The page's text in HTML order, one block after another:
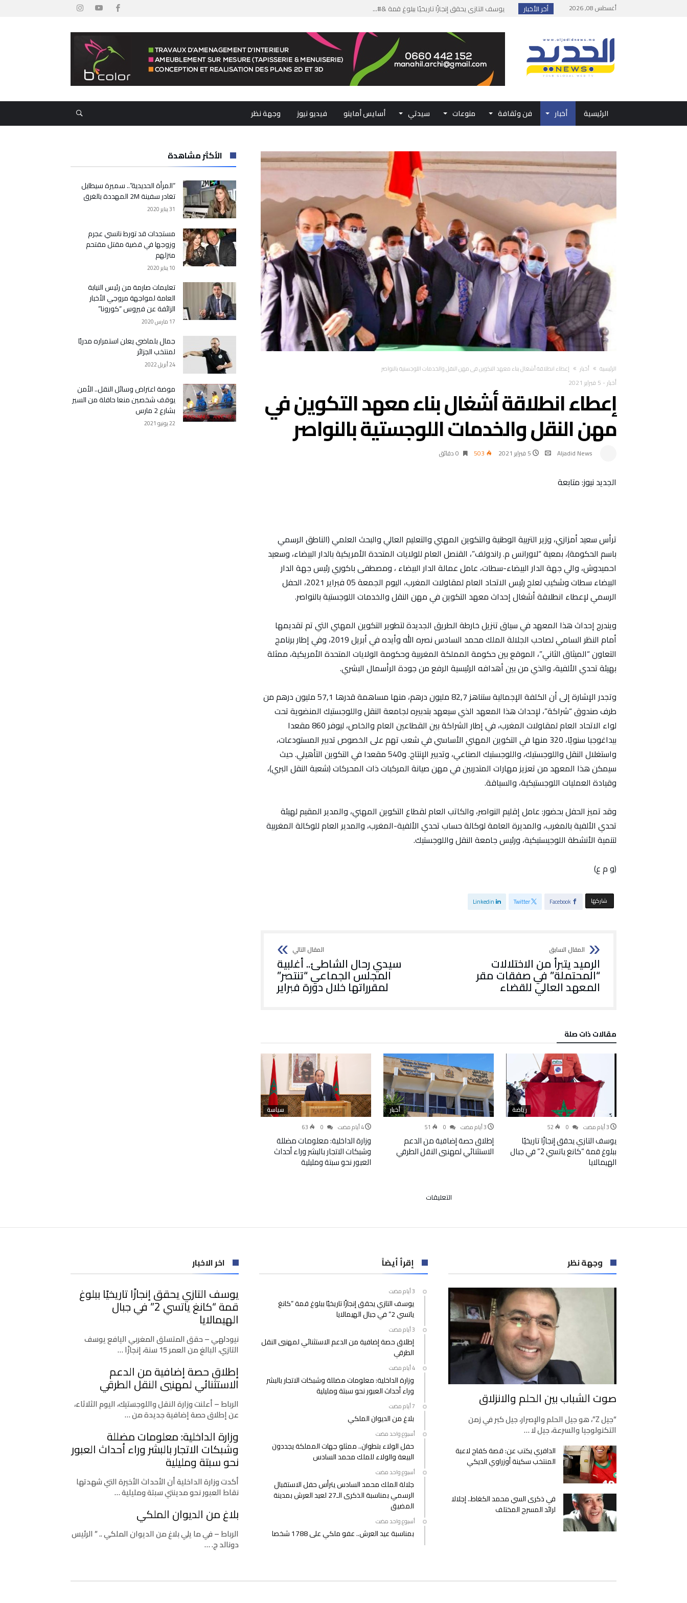
أغسطس 08, 2026 أخر الأخبار
إطلاق حصة إضافية من الدعم الاستثنائي لمهنيي ال...
بلاغ من الديوان الملكي...
حفل الولاء بتطوان.. ممثلو جهات المملكة يجددون ...
الرئيسية أخبار فن وثقافة منوعات سيدتي أسايس أماينو فيديو نيوز وجهة نظر
‫الرئيسية‬ أخبار إعطاء انطلاقة أشغال بناء معهد التكوين في مهن النقل والخدمات اللوجستية بالنواصر
أخبار- 5 فبراير 2021
إعطاء انطلاقة أشغال بناء معهد التكوين في
مهن النقل والخدمات اللوجستية بالنواصر
Aljadid News 5 فبراير 2021 503 0 ‫دقائق‬
الجديد نيوز: متابعة
ترأس سعيد أمزازي، وزير التربية الوطنية والتكوين المهني والتعليم العالي والبحث العلمي (الناطق الرسمي
باسم الحكومة)، بمعية “لاورانس م. راندولف”، القنصل العام للولايات المتحدة الأمريكية بالدار البيضاء، وسعيد
احميدوش، والي جهة الدار البيضاء-سطات، عامل عمالة الدار البيضاء ، ومصطفى باكوري رئيس جهة الدار
البيضاء سطات وشكيب لعلج رئيس الاتحاد العام لمقاولات المغرب، اليوم الجمعة 05 فبراير 2021، الحفل
الرسمي لإعطاء انطلاقة أشغال إحداث معهد التكوين في مهن النقل والخدمات اللوجستية بالنواصر.
ويندرج إحداث هذا المعهد في سياق تنزيل خارطة الطريق الجديدة لتطوير التكوين المهني التي تم تقديمها
أمام النظر السامي لصاحب الجلالة الملك محمد السادس نصره الله وأيده في أبريل 2019، وفي إطار برنامج
التعاون “الميثاق الثاني”، الموقع بين حكومة المملكة المغربية وحكومة الولايات المتحدة الأمريكية، ممثلة
بهيئة تحدي الألفية، والذي من بين أهدافه الرئيسية الرفع من جودة الرأسمال البشري.
وتجدر الإشارة إلى أن الكلفة الإجمالية ستناهز 82,7 مليون درهم، منها مساهمة قدرها 57,1 مليون درهم من
طرف صندوق “شراكة”، لإحداث هذا المعهد الذي سيعهد بتدبيره لجامعة النقل واللوجستيك المنضوية تحت
لواء الاتحاد العام لمقاولات المغرب، في إطار الشراكة بين القطاعين العام والخاص، ليوفر 860 مقعدا
بيداغوجيا سنويًا، 320 منها في التكوين المهني الأساسي في شعب تهم على الخصوص تدبير المستودعات،
واستغلال النقل واللوجستيك، واللوجستيك الصناعي، وتدبير الإنتاج. و540 مقعدا في التكوين التأهيلي. حيث
سيمكن هذا المعهد من تعزيز مهارات المتدربين في مهن صيانة المركبات ذات المحركات (شعبة النقل البري)،
وقيادة العمليات اللوجستيكية، والسياقة.
وقد تميز الحفل بحضور: عامل إقليم النواصر، والكاتب العام لقطاع التكوين المهني، والمدير المقيم لهيئة
تحدي الألفية بالمغرب، والمديرة العامة لوكالة حساب تحدي الألفية-المغرب، والمدير العام للوكالة المغربية
لتنمية الأنشطة اللوجيستيكية، ورئيس جامعة النقل واللوجستيك.
(و م ع)
‫‫ شاركها‬ Facebook
Twitter
Linkedin
الرميد يتبرأ من الاختلالات
“المحتملة” في صفقات مقر
المعهد العالي للقضاء
سيدي رحال الشاطئ.. أغلبية
المجلس الجماعي “تنتصر”
لمقرراتها خلال دورة فبراير
‫مقالات ذات صلة‬
رياضة
52
يوسف التازي يحقق إنجازًا تاريخيًا
ببلوغ قمة “كانغ ياتسي 2” في جبال
الهيمالايا
أخبار
51
إطلاق حصة إضافية من الدعم
الاستثنائي لمهنيي النقل الطرقي
سياسة
63
وزارة الداخلية: معلومات مضللة
وشبكات الاتجار بالبشر وراء أحداث
العبور نحو سبتة ومليلية
التعليقات
أشغال
التكوين
في
النقل
والخدمات
اللوجستية
بالنواصر
مغلقة
الأكثر مشاهدة
“المرأة الحديدية”.. سميرة سيطايل
تغادر سفينة 2M المهددة بالغرق
31 يناير 2020
مستجدات قد تورط نانسي عجرم
وزوجها في قضية مقتل مقتحم
منزلهم
10 يناير 2020
تعليمات صارمة من رئيس النيابة
العامة لمواجهة مروجي الأخبار
الزائفة عن فيروس “كورونا”
17 مارس 2020
جمال بلماضي يعلن استمراره مدربًا
لمنتخب الجزائر
24 أبريل 2022
موضة اعتراض وسائل النقل.. الأمن
يوقف شخصين منعا حافلة من السير
بشارع 2 مارس
22 يونيو 2021
وجهة نظر
صوت الشباب بين الحلم والانزلاق
“جيل Z”، هو جيل الحلم والإصرار، جيل كبر في زمن
التكنولوجيا والسرعة، جيل لا …
الدافري يكتب عن: قصة كفاح لاعبة
المنتخب سكينة أوزراوي الديكي
في ذكرى السي محمد الكغاط.. إجلالا
لرائد المسرح المختلف
إقرأ أيضاً
يوسف التازي يحقق إنجازًا تاريخيًا ببلوغ قمة “كانغ
ياتسي 2” في جبال الهيمالايا
إطلاق حصة إضافية من الدعم الاستثنائي لمهنيي النقل
الطرقي
‫‫‫‏‫4 أيام مضت‬
وزارة الداخلية: معلومات مضللة وشبكات الاتجار بالبشر
وراء أحداث العبور نحو سبتة ومليلية
بلاغ من الديوان الملكي
‫‫‫‏‫أسبوع واحد مضت‬
حفل الولاء بتطوان.. ممثلو جهات المملكة يجددون
البيعة والولاء للملك محمد السادس
‫‫‫‏‫أسبوع واحد مضت‬
جلالة الملك محمد السادس يترأس حفل الاستقبال
الرسمي بمناسبة الذكرى الـ27 لعيد العرش بمدينة
المضيق
‫‫‫‏‫أسبوع واحد مضت‬
بمناسبة عيد العرش.. عفو ملكي على 1788 شخصا
اخر الاخبار
يوسف التازي يحقق إنجازًا تاريخيًا ببلوغ
قمة “كانغ ياتسي 2” في جبال
الهيمالايا
نيودلهي – حقق المتسلق المغربي اليافع يوسف
التازي، البالغ من العمر 15 سنة، إنجازًا …
إطلاق حصة إضافية من الدعم
الاستثنائي لمهنيي النقل الطرقي
الرباط – أعلنت وزارة النقل واللوجستيك، اليوم الثلاثاء،
عن إطلاق حصة إضافية جديدة من …
وزارة الداخلية: معلومات مضللة
وشبكات الاتجار بالبشر وراء أحداث العبور
نحو سبتة ومليلية
أكدت وزارة الداخلية أن الأحداث الأخيرة التي شهدتها
نقاط العبور نحو مدينتي سبتة ومليلية …
بلاغ من الديوان الملكي
الرباط – في ما يلي بلاغ من الديوان الملكي .. ” الرئيس
دونالد ج. …